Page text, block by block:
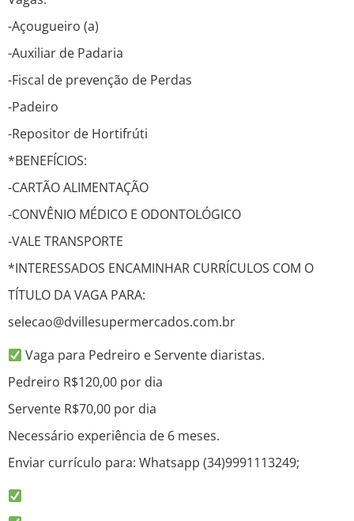
-Açougueiro (a)
-Auxiliar de Padaria
-Fiscal de prevenção de Perdas
-Padeiro
-Repositor de Hortifrúti
*BENEFÍCIOS:
-CARTÃO ALIMENTAÇÃO
-CONVÊNIO MÉDICO E ODONTOLÓGICO
-VALE TRANSPORTE
*INTERESSADOS ENCAMINHAR CURRÍCULOS COM O
TÍTULO DA VAGA PARA:
selecao@dvillesupermercados.com.br
Vaga para Pedreiro e Servente diaristas.
Pedreiro R$120,00 por dia
Servente R$70,00 por dia
Necessário experiência de 6 meses.
Enviar currículo para: Whatsapp (34)9991113249;